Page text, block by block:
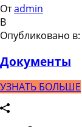
Отadmin
В
Опубликовано в:
Документы
УЗНАТЬ БОЛЬШЕ